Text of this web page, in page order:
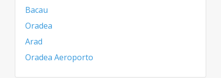
Bacau
Oradea
Arad
Oradea Aeroporto